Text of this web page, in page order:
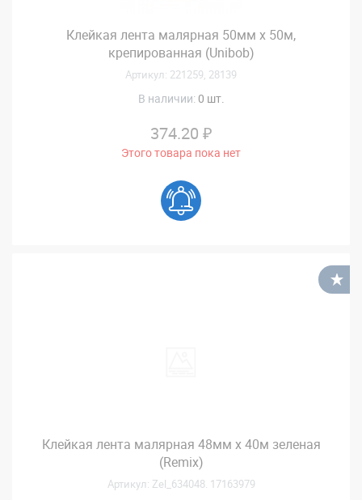
Клейкая лента малярная 50мм х 50м,
крепированная (Unibob)
Артикул: 221259, 28139
В наличии: 0 шт.
374.20 ₽
Этого товара пока нет
Клейкая лента малярная 48мм х 40м зеленая
(Remix)
Артикул: Zel_634048. 17163979